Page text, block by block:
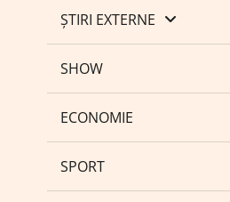
ȘTIRI EXTERNE
SHOW
ECONOMIE
SPORT